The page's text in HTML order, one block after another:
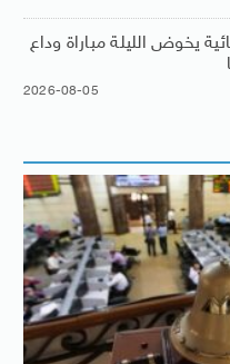
يخوض الليلة مباراة وداع
2026-08-05